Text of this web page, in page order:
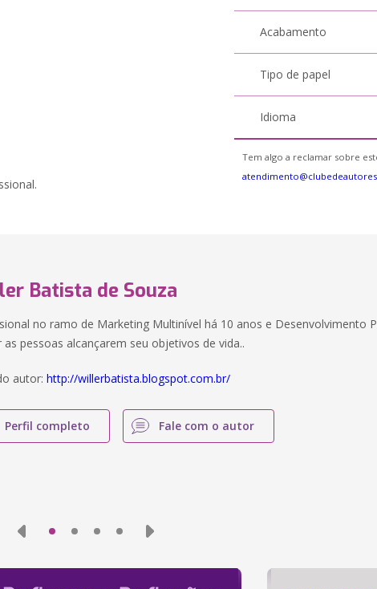
Acabamento
Tipo de papel
Idioma
Tem algo a reclamar sobre
Batista de Souza
no ramo de Marketing Multinível há 10 anos e Desenvolvimento
as pessoas alcançarem seu objetivos de vida..
autor:http://willerbatista.blogspot.com.br/
Perfil completo Fale com o autor